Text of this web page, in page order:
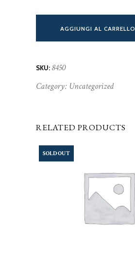
AGGIUNGI AL CARRELLO
SKU: 8450
Category: Uncategorized
RELATED PRODUCTS
SOLD OUT